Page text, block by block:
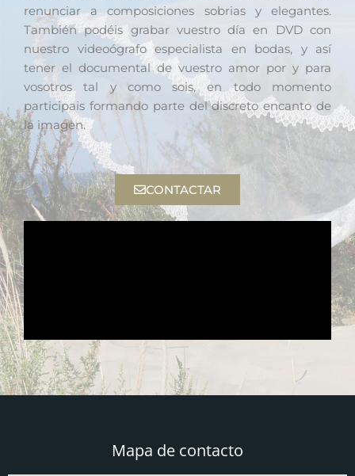
renunciar a composiciones sobrias y elegantes.
También podéis grabar vuestro día en DVD con
nuestro videoógrafo especialista en bodas, y así
tener el documental de vuestro amor por y para
vosotros tal y como sois, en todo momento
participais formando parte del discreto encanto de
la imagen.
CONTACTAR
Mapa de contacto